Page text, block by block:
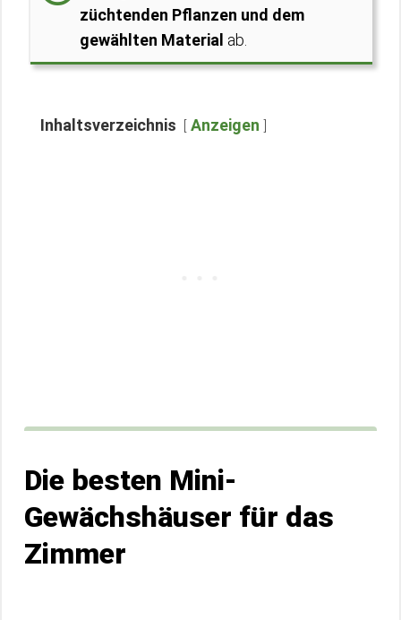
züchtenden Pflanzen und dem
gewählten Material ab.
Inhaltsverzeichnis Anzeigen
Die besten Mini-
Gewächshäuser für das
Zimmer